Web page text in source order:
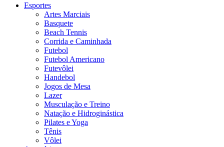
Esportes
Artes Marciais
Basquete
Beach Tennis
Corrida e Caminhada
Futebol
Futebol Americano
Futevôlei
Handebol
Jogos de Mesa
Lazer
Musculação e Treino
Natação e Hidroginástica
Pilates e Yoga
Tênis
Vôlei